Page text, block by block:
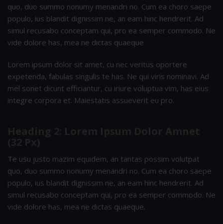
quo, duo summo nonumy menandri no. Cum ea choro saepe
populo, ius blandit dignissim ne, an eam hinc hendrerit. Ad
simul recusabo conceptam qui, pro ea semper commodo. Ne
vide dolore has, mea ne dictas quaeque.
Lorem ipsum dolor sit amet, cu nec veritus oportere
expetenda, fabulas singulis te has. Ne qui viris nominavi. Ad
mel sonet dicunt efficiantur, cu iriure voluptua vim, has eius
integre corpora et. Maiestatis assueverit eu pro.
Heading 2: Lorem Ipsum Dolor Amnet
(32 Px)
Te usu justo mazim equidem, an tantas possim volutpat
quo, duo summo nonumy menandri no. Cum ea choro saepe
populo, ius blandit dignissim ne, an eam hinc hendrerit. Ad
simul recusabo conceptam qui, pro ea semper commodo. Ne
vide dolore has, mea ne dictas quaeque.